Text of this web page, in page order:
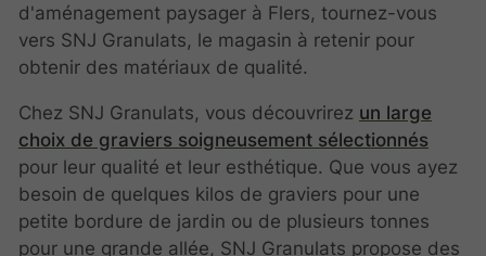
d'aménagement paysager à Flers, tournez-vous
vers SNJ Granulats, le magasin à retenir pour
obtenir des matériaux de qualité.
Chez SNJ Granulats, vous découvrirez un large
choix de graviers soigneusement sélectionnés
pour leur qualité et leur esthétique. Que vous ayez
besoin de quelques kilos de graviers pour une
petite bordure de jardin ou de plusieurs tonnes
pour une grande allée, SNJ Granulats propose des